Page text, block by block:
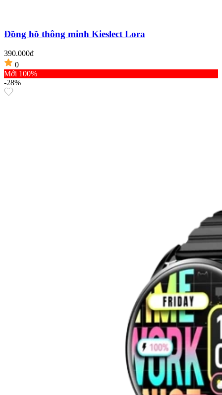
Đồng hồ thông minh Kieslect Lora
390.000đ
0
Mới 100%
-28%